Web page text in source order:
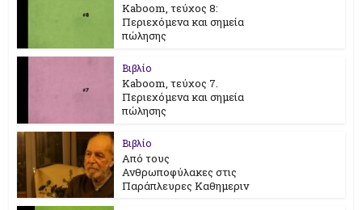
Kaboom, τεύχος 8:
Περιεχόμενα και σημεία
πώλησης
Βιβλίο
Kaboom, τεύχος 7.
Περιεχόμενα και σημεία
πώλησης
Βιβλίο
Από τους
Ανθρωποφύλακες στις
Παράπλευρες Καθημεριν